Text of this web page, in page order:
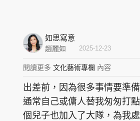
東姑熱話
東周食玩通
樂在灣區
如思寫意
趙麗如 2025-12-23
閱讀更多 文化藝術專欄 內容
出差前，因為很多事情要準
通常自己或傭人替我匆匆打
個兒子也加入了大隊，為我